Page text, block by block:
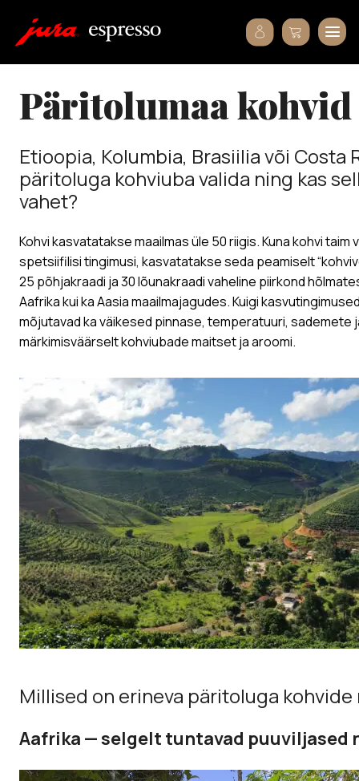
päritolumaa kohvid
Etioopia, Kolumbia, Brasiilia või Costa
päritoluga kohviuba valida ning kas
vahet?
Kohvi kasvatatakse maailmas üle 50 riigis. Kuna kohvi
spetsiifilisi tingimusi, kasvatatakse seda peamiselt
25 põhjakraadi ja 30 lõunakraadi vaheline piirkond
Aafrika kui ka Aasia maailmajagudes. Kuigi
mõjutavad ka väikesed pinnase, temperatuuri, sademete
märkimisväärselt kohviubade maitset ja aroomi.
Millised on erineva päritoluga kohvide
Aafrika — selgelt tuntavad puuviljased